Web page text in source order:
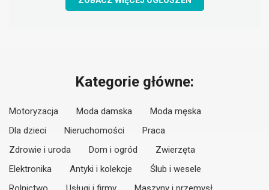
Kategorie główne:
Motoryzacja Moda damska
Moda męska
Dla dzieci
Nieruchomości
Praca
Zdrowie i uroda
Dom i ogród
Zwierzęta
Elektronika
Antyki i kolekcje
Ślub i wesele